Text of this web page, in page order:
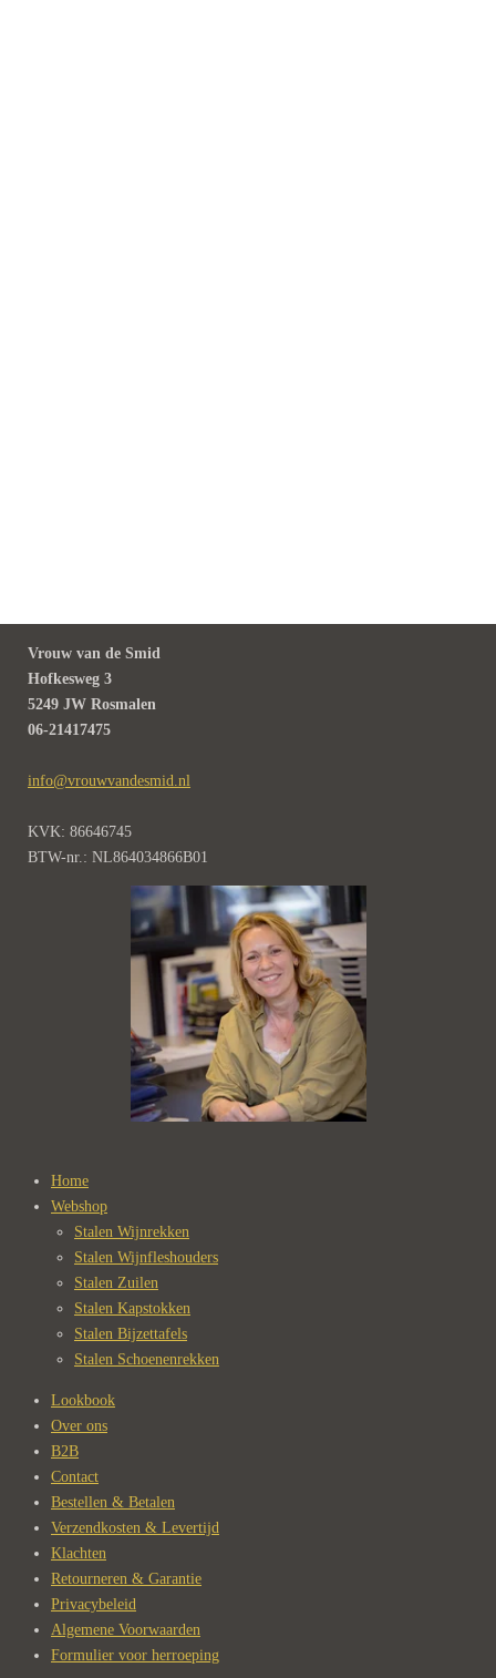
Vrouw van de Smid
Hofkesweg 3
5249 JW Rosmalen
06-21417475
info@vrouwvandesmid.nl
KVK: 86646745
BTW-nr.: NL864034866B01
Home
Webshop
Stalen Wijnrekken
Stalen Wijnfleshouders
Stalen Zuilen
Stalen Kapstokken
Stalen Bijzettafels
Stalen Schoenenrekken
Lookbook
Over ons
B2B
Contact
Bestellen & Betalen
Verzendkosten & Levertijd
Klachten
Retourneren & Garantie
Privacybeleid
Algemene Voorwaarden
Formulier voor herroeping